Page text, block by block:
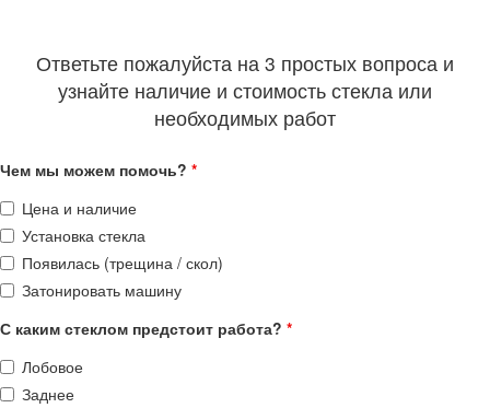
Ответьте пожалуйста на 3 простых вопроса и
узнайте наличие и стоимость стекла или
необходимых работ
Чем мы можем помочь? *
Цена и наличие
Установка стекла
Появилась (трещина / скол)
Затонировать машину
С каким стеклом предстоит работа? *
Лобовое
Заднее